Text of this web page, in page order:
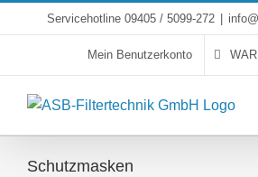
to
Servicehotline 09405 / 5099-272
Mein Benutzerkonto
Schutzmasken